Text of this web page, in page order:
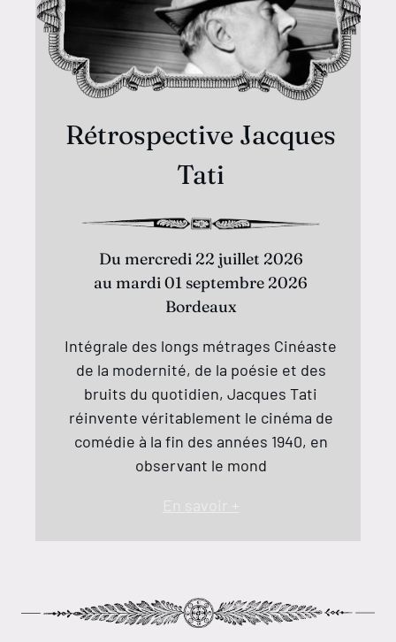
Rétrospective Jacques
Tati
Du mercredi 22 juillet 2026
au mardi 01 septembre 2026
Bordeaux
Intégrale des longs métrages Cinéaste
de la modernité, de la poésie et des
bruits du quotidien, Jacques Tati
réinvente véritablement le cinéma de
comédie à la fin des années 1940, en
observant le mond